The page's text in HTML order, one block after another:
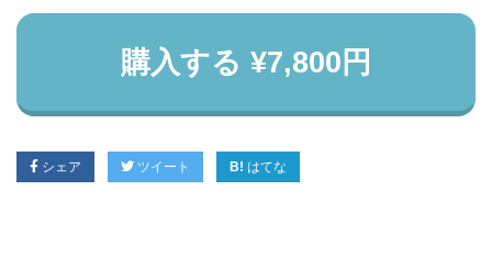
購入する ¥7,800円
シェア ツイート はてな